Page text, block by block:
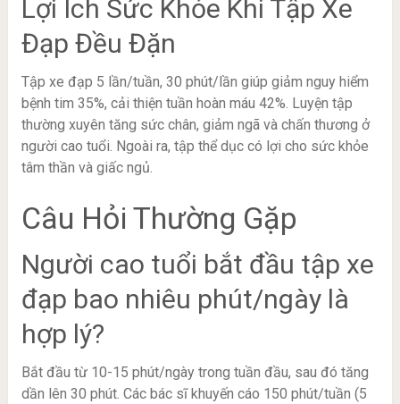
Lợi Ích Sức Khỏe Khi Tập Xe
Đạp Đều Đặn
Tập xe đạp 5 lần/tuần, 30 phút/lần giúp giảm nguy hiểm
bệnh tim 35%, cải thiện tuần hoàn máu 42%. Luyện tập
thường xuyên tăng sức chân, giảm ngã và chấn thương ở
người cao tuổi. Ngoài ra, tập thể dục có lợi cho sức khỏe
tâm thần và giấc ngủ.
Câu Hỏi Thường Gặp
Người cao tuổi bắt đầu tập xe
đạp bao nhiêu phút/ngày là
hợp lý?
Bắt đầu từ 10-15 phút/ngày trong tuần đầu, sau đó tăng
dần lên 30 phút. Các bác sĩ khuyến cáo 150 phút/tuần (5